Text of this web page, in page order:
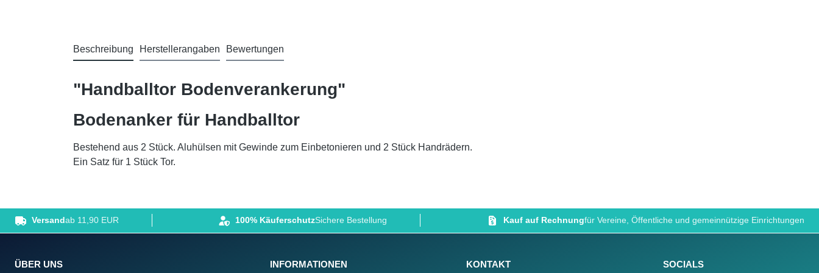
Beschreibung Herstellerangaben Bewertungen
"Handballtor Bodenverankerung"
Bodenanker für Handballtor
Bestehend aus 2 Stück. Aluhülsen mit Gewinde zum Einbetonieren und 2 Stück Handrädern.
Ein Satz für 1 Stück Tor.
Versandab 11,90 EUR 100% KäuferschutzSichere Bestellung Kauf auf Rechnungfür Vereine, Öffentliche und gemeinnützige Einrichtungen
ÜBER UNS INFORMATIONEN KONTAKT SOCIALS